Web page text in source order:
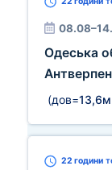
Одеська
Антверпен
(дов=13,6м
22 години